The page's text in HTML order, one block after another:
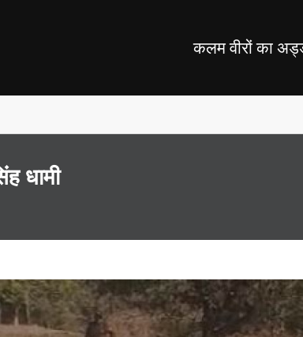
कलम वीरों का
धामी